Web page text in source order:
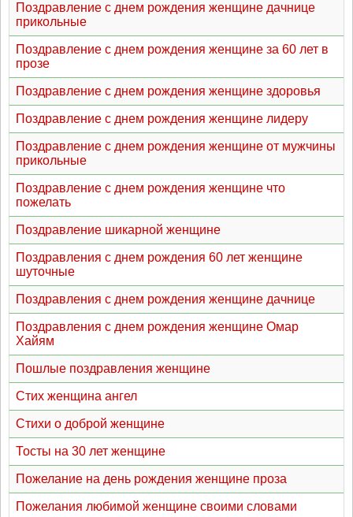
Поздравление с днем рождения женщине дачнице
прикольные
Поздравление с днем рождения женщине за 60 лет в
прозе
Поздравление с днем рождения женщине здоровья
Поздравление с днем рождения женщине лидеру
Поздравление с днем рождения женщине от мужчины
прикольные
Поздравление с днем рождения женщине что
пожелать
Поздравление шикарной женщине
Поздравления с днем рождения 60 лет женщине
шуточные
Поздравления с днем рождения женщине дачнице
Поздравления с днем рождения женщине Омар
Хайям
Пошлые поздравления женщине
Стих женщина ангел
Стихи о доброй женщине
Тосты на 30 лет женщине
Пожелание на день рождения женщине проза
Пожелания любимой женщине своими словами